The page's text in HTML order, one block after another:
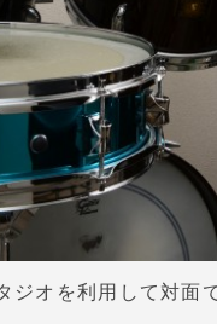
ジオを利用して対面